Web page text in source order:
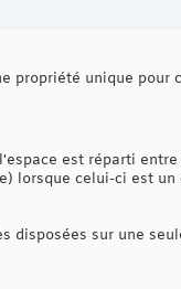
propriété unique
est réparti
lorsque celui-ci est
sur une